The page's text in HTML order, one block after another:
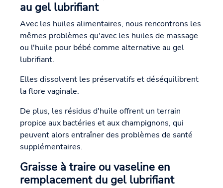
au gel lubrifiant
Avec les huiles alimentaires, nous rencontrons les
mêmes problèmes qu'avec les huiles de massage
ou l'huile pour bébé comme alternative au gel
lubrifiant.
Elles dissolvent les préservatifs et déséquilibrent
la flore vaginale.
De plus, les résidus d'huile offrent un terrain
propice aux bactéries et aux champignons, qui
peuvent alors entraîner des problèmes de santé
supplémentaires.
Graisse à traire ou vaseline en
remplacement du gel lubrifiant